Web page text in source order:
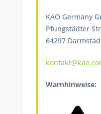
KAO Germany
Pfungstädter
64297
Warnhinweise: